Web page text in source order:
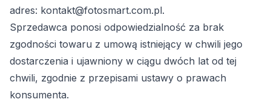
adres: kontakt@fotosmart.com.pl.
Sprzedawca ponosi odpowiedzialność za brak
zgodności towaru z umową istniejący w chwili jego
dostarczenia i ujawniony w ciągu dwóch lat od tej
chwili, zgodnie z przepisami ustawy o prawach
konsumenta.